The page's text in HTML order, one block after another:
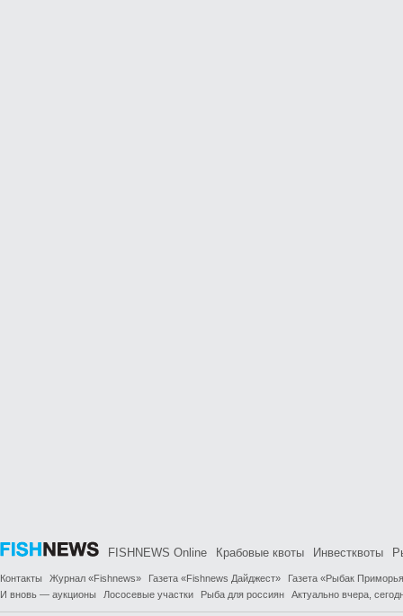
FISHNEWS Online Крабовые квоты Инвестквоты
Контакты Журнал «Fishnews» Газета «Fishnews Дайджест»
Газета «Рыбак
И вновь — аукционы
Лососевые участки Рыба для россиян Актуально вчера,